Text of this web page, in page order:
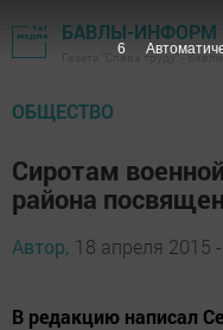
БАВЛЫ-ИНФОРМ
Газета "Слава труду" -
ОБЩЕСТВО
Сиротам
района
Автор, 18 апреля 2015
В редакцию написал
5